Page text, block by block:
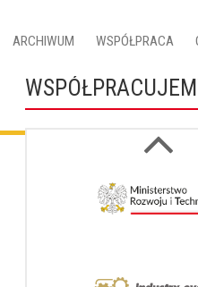
ARCHIWUM WSPÓŁPRACA